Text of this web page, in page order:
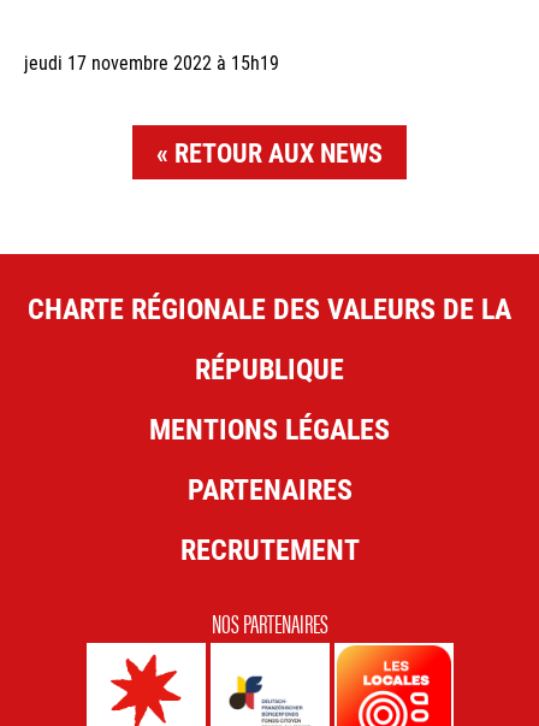
jeudi 17 novembre 2022 à 15h19
RETOUR AUX NEWS
CHARTE RÉGIONALE DES VALEURS DE LA
RÉPUBLIQUE
MENTIONS LÉGALES
PARTENAIRES
RECRUTEMENT
NOS PARTENAIRES